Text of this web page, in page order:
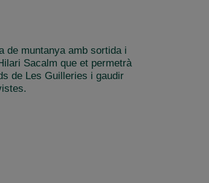
de muntanya amb sortida i
Sacalm que et permetrà
de Les Guilleries i gaudir